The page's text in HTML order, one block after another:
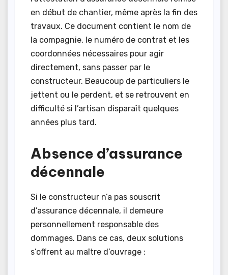
en début de chantier, même après la fin des
travaux. Ce document contient le nom de
la compagnie, le numéro de contrat et les
coordonnées nécessaires pour agir
directement, sans passer par le
constructeur. Beaucoup de particuliers le
jettent ou le perdent, et se retrouvent en
difficulté si l’artisan disparaît quelques
années plus tard.
Absence d’assurance
décennale
Si le constructeur n’a pas souscrit
d’assurance décennale, il demeure
personnellement responsable des
dommages. Dans ce cas, deux solutions
s’offrent au maître d’ouvrage :